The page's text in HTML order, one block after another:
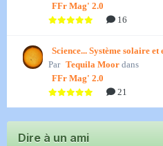
FFr Mag' 2.0
16
Science... Système solaire
Par Tequila Moor dans
FFr Mag' 2.0
21
Dire à un ami